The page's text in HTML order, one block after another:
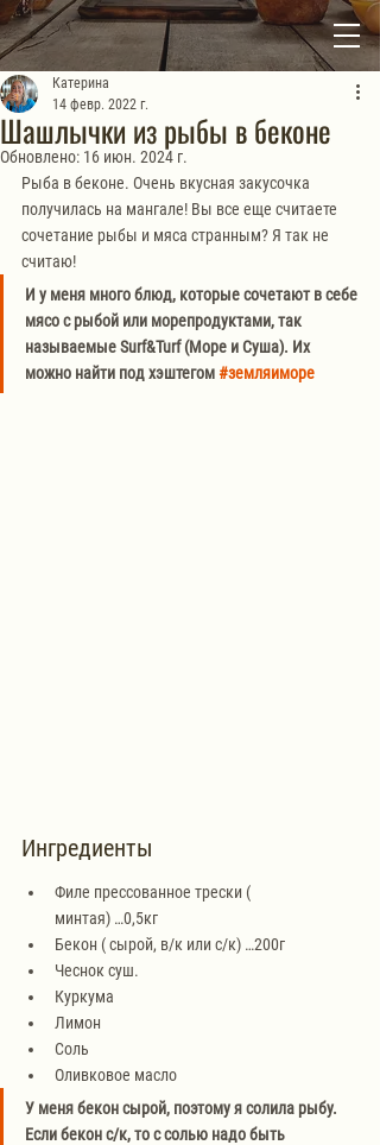
Шашлычки из рыбы в беконе
Катерина
14 февр. 2022 г.
Обновлено: 16 июн. 2024 г.
Рыба в беконе. Очень вкусная закусочка
получилась на мангале! Вы все еще считаете
сочетание рыбы и мяса странным? Я так не
считаю!
И у меня много блюд, которые сочетают в себе
мясо с рыбой или морепродуктами, так
называемые Surf&Turf (Море и Суша). Их
можно найти под хэштегом #земляиморе
Ингредиенты
Филе прессованное трески (
минтая) …0,5кг
Бекон ( сырой, в/к или с/к) …200г
Чеснок суш.
Куркума
Лимон
Соль
Оливковое масло
У меня бекон сырой, поэтому я солила рыбу.
Если бекон с/к, то с солью надо быть